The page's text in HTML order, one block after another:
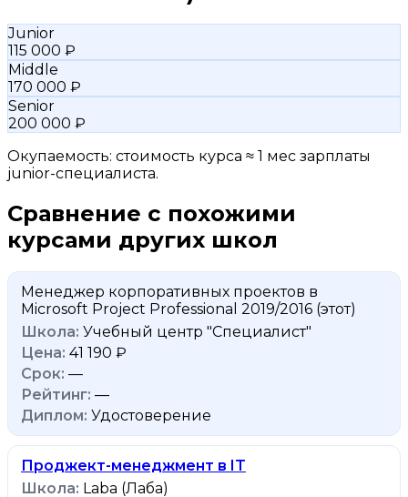
Junior
115 000 ₽
Middle
170 000 ₽
Senior
200 000 ₽
Окупаемость: стоимость курса ≈ 1 мес зарплаты
junior-специалиста.
Сравнение с похожими
курсами других школ
Менеджер корпоративных проектов в
Microsoft Project Professional 2019/2016 (этот)
Учебный центр "Специалист"
41 190 ₽
—
—
Удостоверение
Проджект-менеджмент в IT
Laba (Лаба)